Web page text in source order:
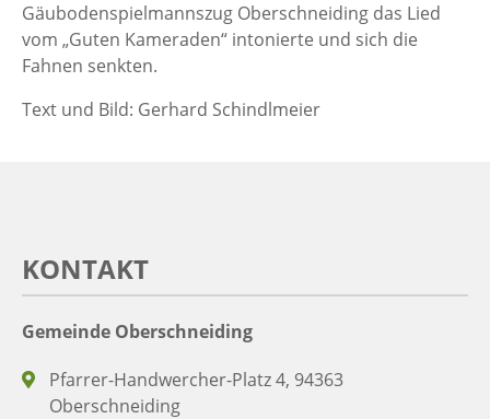
Gäubodenspielmannszug Oberschneiding das Lied
vom „Guten Kameraden“ intonierte und sich die
Fahnen senkten.
Text und Bild: Gerhard Schindlmeier
KONTAKT
Gemeinde Oberschneiding
Pfarrer-Handwercher-Platz 4, 94363
Oberschneiding